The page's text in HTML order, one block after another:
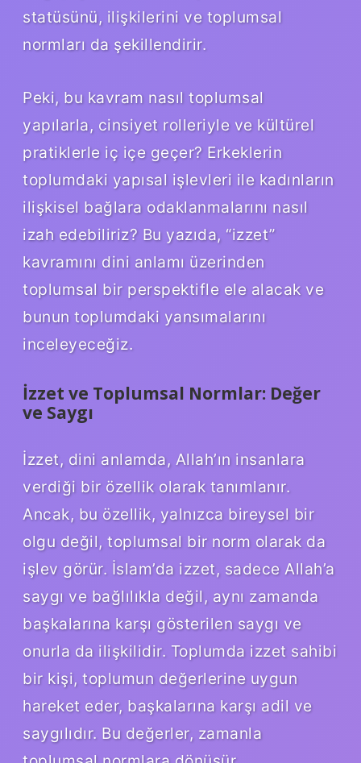
statüsünü, ilişkilerini ve toplumsal
normları da şekillendirir.
Peki, bu kavram nasıl toplumsal
yapılarla, cinsiyet rolleriyle ve kültürel
pratiklerle iç içe geçer? Erkeklerin
toplumdaki yapısal işlevleri ile kadınların
ilişkisel bağlara odaklanmalarını nasıl
izah edebiliriz? Bu yazıda, “izzet”
kavramını dini anlamı üzerinden
toplumsal bir perspektifle ele alacak ve
bunun toplumdaki yansımalarını
inceleyeceğiz.
İzzet ve Toplumsal Normlar: Değer
ve Saygı
İzzet, dini anlamda, Allah’ın insanlara
verdiği bir özellik olarak tanımlanır.
Ancak, bu özellik, yalnızca bireysel bir
olgu değil, toplumsal bir norm olarak da
işlev görür. İslam’da izzet, sadece Allah’a
saygı ve bağlılıkla değil, aynı zamanda
başkalarına karşı gösterilen saygı ve
onurla da ilişkilidir. Toplumda izzet sahibi
bir kişi, toplumun değerlerine uygun
hareket eder, başkalarına karşı adil ve
saygılıdır. Bu değerler, zamanla